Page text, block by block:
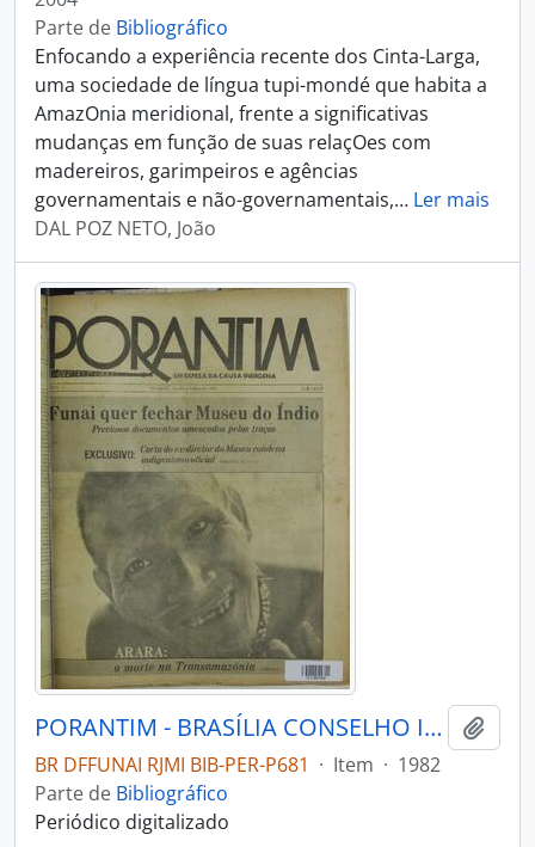
Parte de Bibliográfico
Enfocando a experiência recente dos Cinta-Larga,
uma sociedade de língua tupi-mondé que habita a
AmazOnia meridional, frente a significativas
mudanças em função de suas relaçOes com
madereiros, garimpeiros e agências
governamentais e não-governamentais,… Ler mais
DAL POZ NETO, João
PORANTIM - BRASÍLIA CONSELHO INDIGENISTA MISSIONÁRIO - 1982 - Nº4041
BR DFFUNAI RJMI BIB-PER-P681 · Item · 1982
Parte de Bibliográfico
Periódico digitalizado